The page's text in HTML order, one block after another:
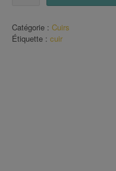
CUIR
Dorées
Catégorie : Cuirs
Étiquette : cuir